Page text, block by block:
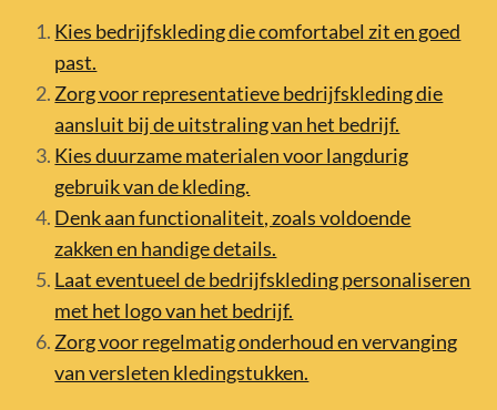
Kies bedrijfskleding die comfortabel zit en goed
past.
Zorg voor representatieve bedrijfskleding die
aansluit bij de uitstraling van het bedrijf.
Kies duurzame materialen voor langdurig
gebruik van de kleding.
Denk aan functionaliteit, zoals voldoende
zakken en handige details.
Laat eventueel de bedrijfskleding personaliseren
met het logo van het bedrijf.
Zorg voor regelmatig onderhoud en vervanging
van versleten kledingstukken.